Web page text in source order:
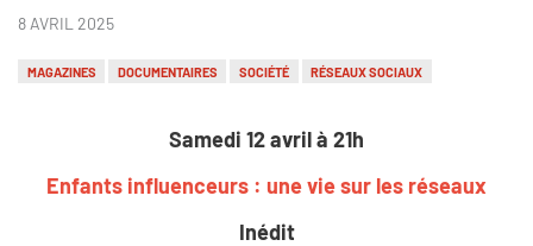
8 AVRIL 2025
MAGAZINES DOCUMENTAIRES SOCIÉTÉ RÉSEAUX SOCIAUX
Samedi 12 avril à 21h
Enfants influenceurs : une vie sur les réseaux
Inédit